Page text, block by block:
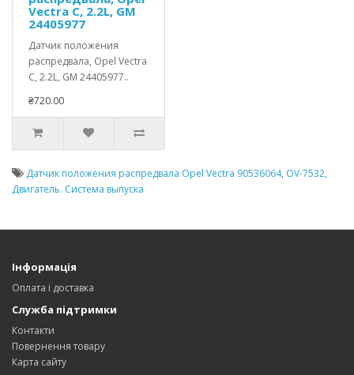
Vectra C, 2.2L, GM
24405977
Датчик положения
распредвала, Opel Vectra
C, 2.2L, GM 24405977..
₴720.00
Датчик положения распредвала Opel Vectra 90536064, OV-7532,
Двигатель. Система выпуска
Інформація
Оплата і доставка
Служба підтримки
Контакти
Повернення товару
Карта сайту